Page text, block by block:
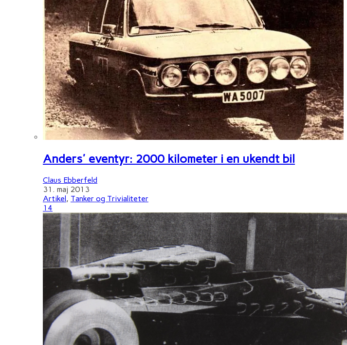
Anders' eventyr: 2000 kilometer i en ukendt bil
Claus Ebberfeld
31. maj 2013
Artikel , Tanker og Trivialiteter
14